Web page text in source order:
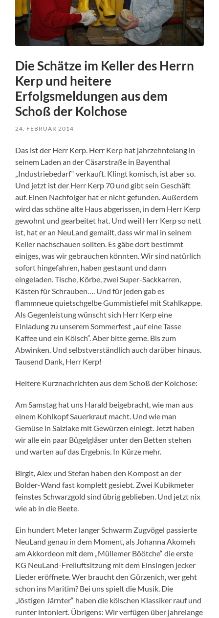
Die Schätze im Keller des Herrn
Kerp und heitere
Erfolgsmeldungen aus dem
Schoß der Kolchose
24. FEBRUAR 2014
Das ist der Herr Kerp. Herr Kerp hat jahrzehntelang in
seinem Laden an der Cäsarstraße in Bayenthal
„Industriebedarf“ verkauft. Klingt komisch, ist aber so.
Und jetzt ist der Herr Kerp 70 und gibt sein Geschäft
auf. Einen Nachfolger hat er nicht gefunden. Außerdem
wird das schöne alte Haus abgerissen, in dem Herr Kerp
gewohnt und gearbeitet hat. Und weil Herr Kerp so nett
ist, hat er an NeuLand gemailt, dass wir mal in seinem
Keller nachschauen sollten. Es gäbe dort bestimmt
einiges, was wir gebrauchen könnten. Wir sind natürlich
sofort hingefahren, haben gestaunt und dann
eingeladen. Tische, Körbe, zwei Super-Sackkarren,
Kästen für Schrauben…. Und für jeden gab es
flammneue quietschgelbe Gummistiefel mit Stahlkappe.
Als Gegenleistung wünscht sich Herr Kerp eine
Einladung zu unserem Sommerfest „auf eine Tasse
Kaffee und ein Kölsch“. Aber bitte gerne. Bis zum
Abwinken. Und selbstverständlich auch darüber hinaus.
Tausend Dank, Herr Kerp!
Heitere Kurznachrichten aus dem Schoß der Kolchose:
Am Samstag hat uns Harald beigebracht, wie man aus
einem Kohlkopf Sauerkraut macht. Und wie man
Gemüse in Salzlake mit Gewürzen einlegt. Jetzt haben
wir alle ein paar Bügelgläser unter den Betten stehen
und warten auf das Ergebnis. In Kürze mehr.
Birgit, Alex und Stefan haben den Kompost an der
Bolder-Wand fast komplett gesiebt. Zwei Kubikmeter
feinstes Schwarzgold sind übrig geblieben. Und jetzt nix
wie ab in die Beete.
Ein hundert Meter langer Schwarm Zugvögel passierte
NeuLand genau in dem Moment, als Johanna Akomeh
am Akkordeon mit dem „Müllemer Böötche“ die erste
KG NeuLand-Freiluftsitzung mit dem Einsingen jecker
Lieder eröffnete. Wer braucht den Gürzenich, wer geht
schon ins Maritim? Bei uns spielt die Musik. Die
„löstigen Järnter“ haben die kölschen Klassiker rauf und
runter intoniert. Übrigens: Wir verfügen über jahrelange